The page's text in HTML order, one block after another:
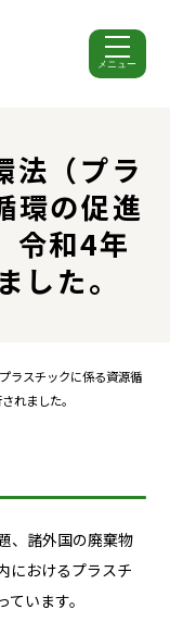
メニュー
法（プラ
環の促進
令和4年
した。
ラスチックに係る資源循
れました。
、諸外国の廃棄物
におけるプラスチ
います。